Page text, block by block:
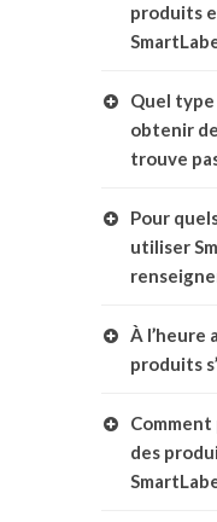
produits
Quel
obtenir
trouve
Pour
utiliser
À l’heure
produits
des